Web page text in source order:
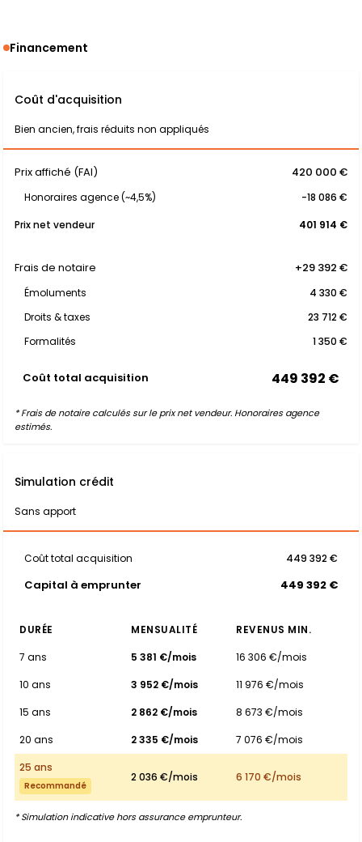
Financement
Coût d'acquisition
Bien ancien, frais réduits non appliqués
Prix affiché (FAI) 420 000 €
Honoraires agence (~4,5%)
-18 086 €
Prix net vendeur
401 914 €
Frais de notaire +29 392 €
Émoluments
4 330 €
Droits & taxes
23 712 €
Formalités
1 350 €
Coût total acquisition 449 392 €
* Frais de notaire calculés sur le prix net vendeur. Honoraires agence
estimés.
Simulation crédit
Sans apport
Coût total acquisition 449 392 €
Capital à emprunter 449 392 €
DURÉE MENSUALITÉ
REVENUS MIN.
7 ans
5 381 €/mois
16 306 €/mois
10 ans
3 952 €/mois
11 976 €/mois
15 ans
2 862 €/mois
8 673 €/mois
20 ans
2 335 €/mois
7 076 €/mois
25 ans
Recommandé
2 036 €/mois 6 170 €/mois
* Simulation indicative hors assurance emprunteur.